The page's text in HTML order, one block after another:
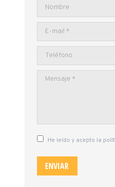
Nombre
E-mail *
Teléfono
Mensaje *
He leído y acepto la
ENVIAR